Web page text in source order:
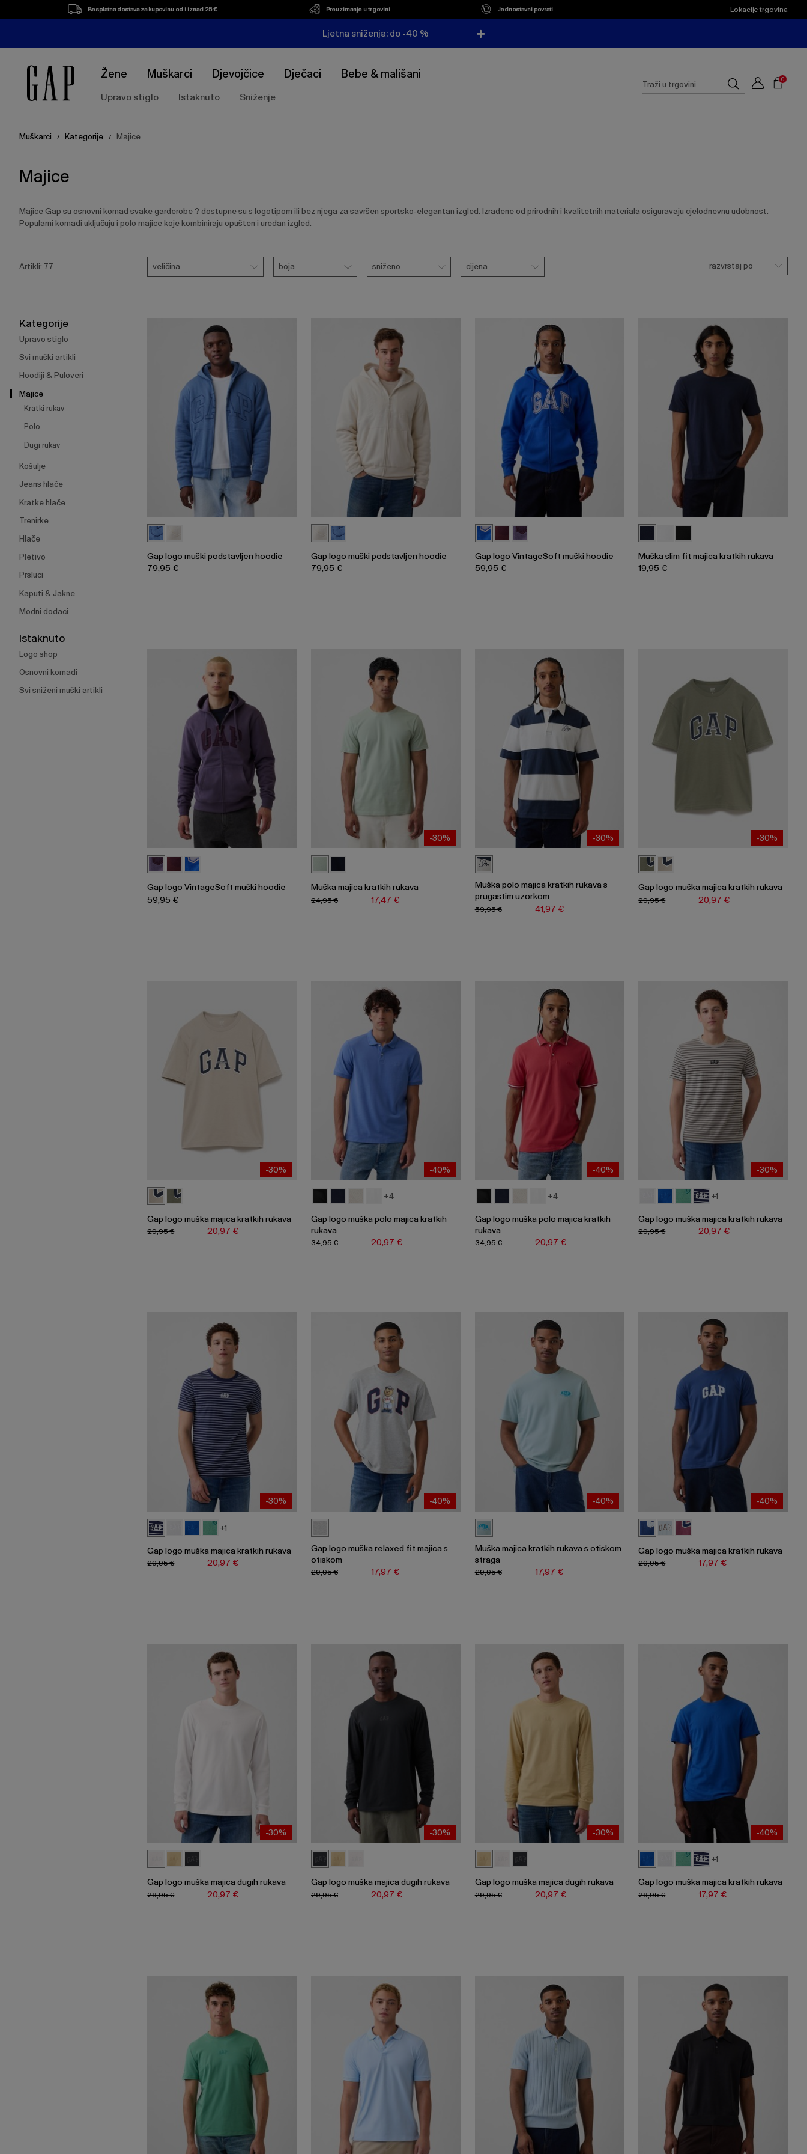
Besplatna dostava za kupovinu od i iznad 25 € Preuzimanje u trgovini Jednostavni povrati Lokacije trgovina
Ljetna sniženja: do -40 %
Žene Muškarci Djevojčice Dječaci Bebe & mališani
Upravo stiglo Istaknuto Sniženje
Suggested
site
content
Traži
u
0
Muškarci / Kategorije / Majice
Majice
Majice Gap su osnovni komad svake garderobe ? dostupne su s logotipom ili bez njega za savršen sportsko-elegantan izgled. Izrađene od prirodnih i kvalitetnih materiala osiguravaju cjelodnevnu udobnost.
Popularni komadi uključuju i polo majice koje kombiniraju opušten i uredan izgled.
tipku
širenje
izbornika.
Artikli: 77
Veličina
veličina
Boja
boja
Sniženo
sniženo
Cijena
cijena razvrstaj po
Kategorije
Upravo stiglo
Svi muški artikli
Hoodiji & Puloveri
Majice
Kratki rukav
Polo
Dugi rukav
Košulje
Jeans hlače
Kratke hlače
Trenirke
Hlače
Pletivo
Prsluci
Kaputi & Jakne
Modni dodaci
Istaknuto
Logo shop
Osnovni komadi
Svi sniženi muški artikli
Popis
proizvoda
Gap logo muški podstavljen hoodie
79,95 €
Gap logo muški podstavljen hoodie
79,95 €
Gap logo VintageSoft muški hoodie
59,95 €
Muška slim fit majica kratkih rukava
19,95 €
Gap logo VintageSoft muški hoodie
59,95 €
-30%
Muška majica kratkih rukava
17,47 €
24,95 €
-30%
Muška polo majica kratkih rukava s
prugastim uzorkom
41,97 €
59,95 €
-30%
Gap logo muška majica kratkih rukava
20,97 €
29,95 €
-30%
Gap logo muška majica kratkih rukava
20,97 €
29,95 €
-40%
+4
Gap logo muška polo majica kratkih
rukava
20,97 €
34,95 €
-40%
+4
Gap logo muška polo majica kratkih
rukava
20,97 €
34,95 €
-30%
+1
Gap logo muška majica kratkih rukava
20,97 €
29,95 €
-30%
+1
Gap logo muška majica kratkih rukava
20,97 €
29,95 €
-40%
Gap logo muška relaxed fit majica s
otiskom
17,97 €
29,95 €
-40%
Muška majica kratkih rukava s otiskom
straga
17,97 €
29,95 €
-40%
Gap logo muška majica kratkih rukava
17,97 €
29,95 €
-30%
Gap logo muška majica dugih rukava
20,97 €
29,95 €
-30%
Gap logo muška majica dugih rukava
20,97 €
29,95 €
-30%
Gap logo muška majica dugih rukava
20,97 €
29,95 €
-40%
+1
Gap logo muška majica kratkih rukava
17,97 €
29,95 €